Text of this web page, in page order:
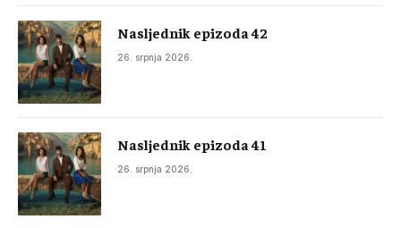
Nasljednik epizoda 42
26. srpnja 2026.
Nasljednik epizoda 41
26. srpnja 2026.